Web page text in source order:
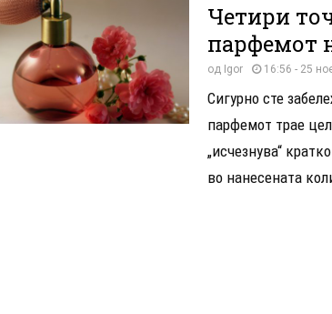
Четири
парфемот
од Igor 16:56 - 25
Сигурно сте
парфемот трае
„исчезнува“
во нанесената